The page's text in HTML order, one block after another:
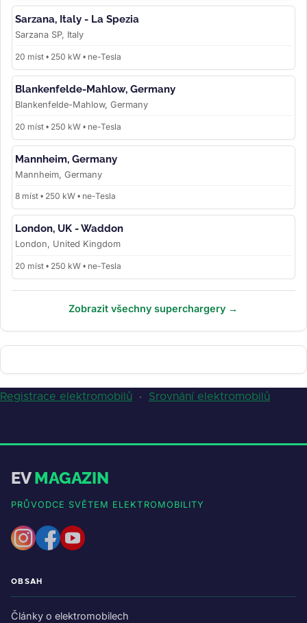
Sarzana, Italy - La Spezia
Sarzana SP, Italy
20 míst • 250 kW • ne-Tesla
Blankenfelde-Mahlow, Germany
Blankenfelde-Mahlow, Germany
20 míst • 250 kW • ne-Tesla
Mannheim, Germany
Mannheim, Germany
8 míst • 250 kW • ne-Tesla
London, UK - Waddon
London, United Kingdom
20 míst • 250 kW • ne-Tesla
Zobrazit všechny superchargery →
Registrace elektromobilů · Srovnání elektromobilů
EVMAGAZIN
PRŮVODCE SVĚTEM ELEKTROMOBILITY
OBSAH
Články o elektromobilech